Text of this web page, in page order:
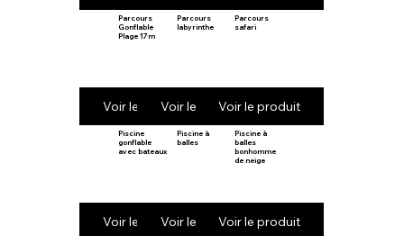
Parcours
Gonflable
Plage 17m
Voir le produit
Parcours
labyrinthe
Voir le produit
Parcours
safari
Voir le produit
Piscine
gonflable
avec bateaux
Voir le produit
Piscine à
balles
Voir le produit
Piscine à
balles
bonhomme
de neige
Voir le produit